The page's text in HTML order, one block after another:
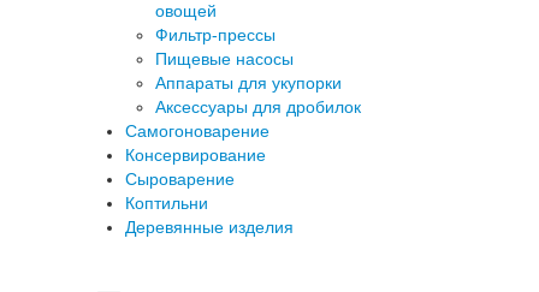
овощей
Фильтр-прессы
Пищевые насосы
Аппараты для укупорки
Аксессуары для дробилок
Самогоноварение
Консервирование
Сыроварение
Коптильни
Деревянные изделия